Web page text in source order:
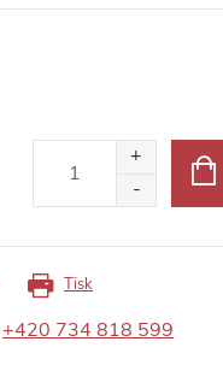
Tisk
+420 734 818 599